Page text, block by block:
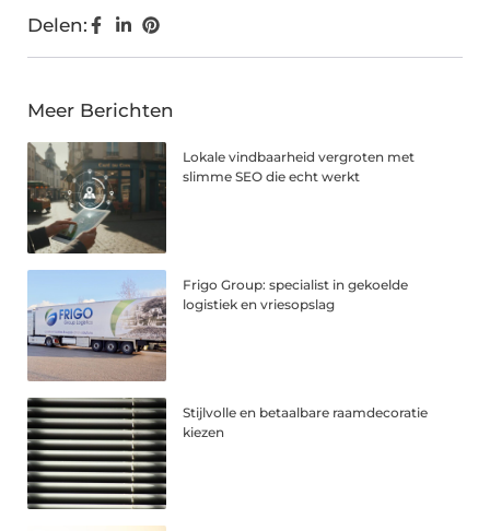
Delen:
Meer Berichten
Lokale vindbaarheid vergroten met
slimme SEO die echt werkt
Frigo Group: specialist in gekoelde
logistiek en vriesopslag
Stijlvolle en betaalbare raamdecoratie
kiezen